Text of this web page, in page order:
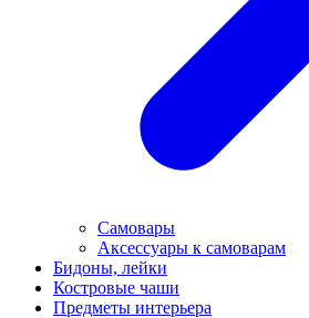
Самовары
Аксессуары к самоварам
Бидоны, лейки
Костровые чаши
Предметы интерьера